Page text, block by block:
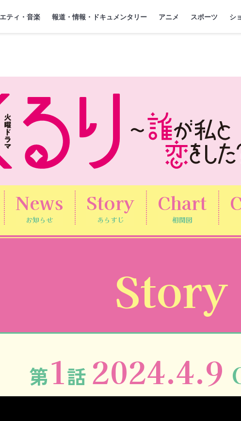
。」トップページ
ター『ワクティ』
ティ・音楽 報道・情報・ドキュメンタリー アニメ スポーツ シ
News
お知らせ
Story
あらすじ
Chart
相関図
Story
第1話 2024.4.9